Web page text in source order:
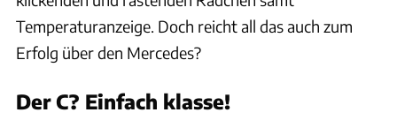
Temperaturanzeige. Doch reicht all das auch zum
Erfolg über den Mercedes?
Der C? Einfach klasse!